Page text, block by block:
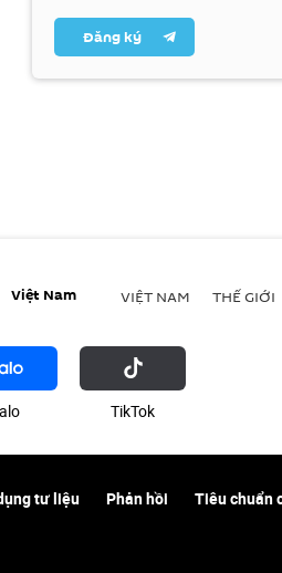
Đăng ký
Việt Nam VIỆT NAM THẾ GIỚI
ТikТоk
tư liệu Phản hồi Tiêu chuẩn